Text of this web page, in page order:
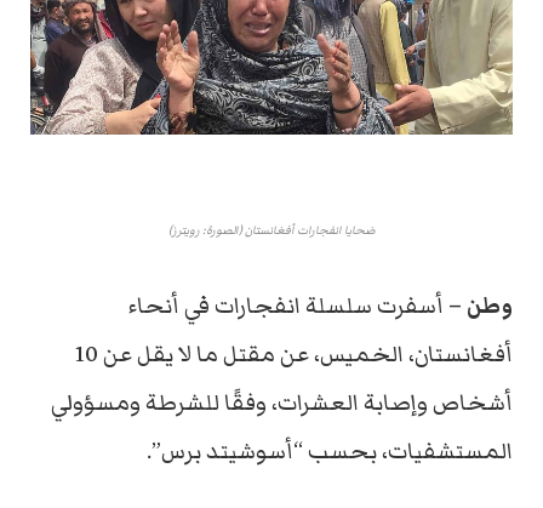
ضحايا انفجارات أفغانستان (الصورة: رويترز)
وطن – أسفرت سلسلة انفجارات في أنحاء
أفغانستان، الخميس، عن مقتل ما لا يقل عن 10
أشخاص وإصابة العشرات، وفقًا للشرطة ومسؤولي
المستشفيات، بحسب “أسوشيتد برس”.